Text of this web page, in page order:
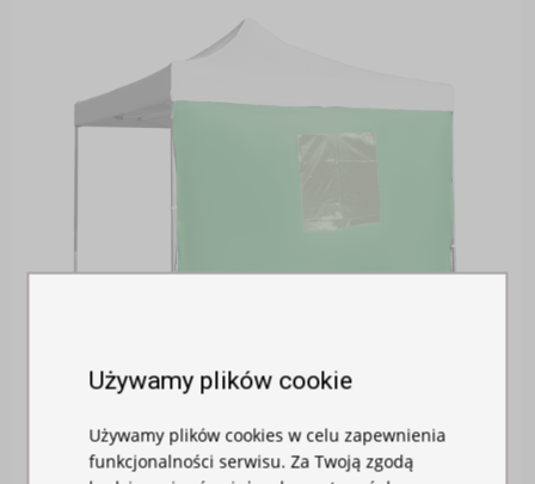
ŚCIANA BOCZNA 2M Z OKNEM
W magazynie
260,00 zł
Używamy plików cookie
Używamy plików cookies w celu zapewnienia
funkcjonalności serwisu. Za Twoją zgodą